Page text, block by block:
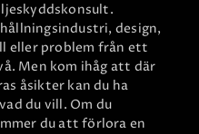
design,
eller problem från ett
Men kom ihåg att där
åsikter kan du ha
du vill. Om du
du att förlora en